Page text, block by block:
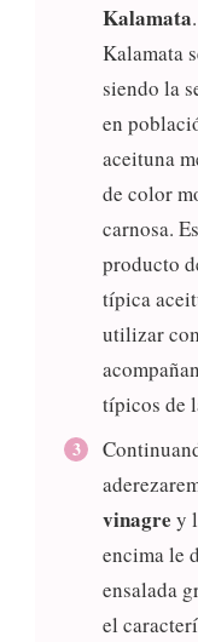
Kalamata.
Kalamata
siendo la
en
aceituna
de color
carnosa.
producto
típica
utilizar
típicos de
vinagre y
encima le
ensalada
el